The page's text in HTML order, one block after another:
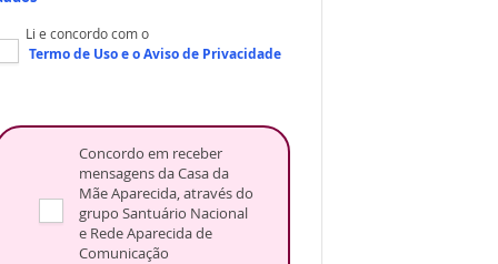
Li e concordo com o
Termo de Usoe oAviso de Privacidade
Concordo em receber
mensagens da Casa da
Mãe Aparecida, através do
grupo Santuário Nacional
e Rede Aparecida de
Comunicação